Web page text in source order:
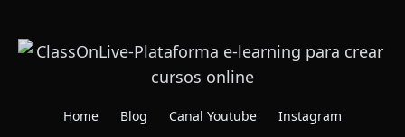
Home Blog Canal Youtube Instagram